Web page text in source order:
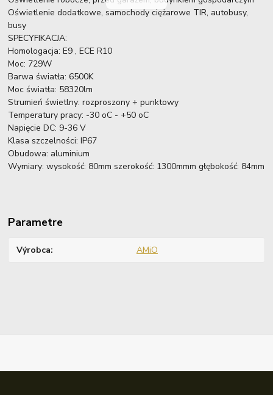
Oświetlenie dodatkowe, samochody ciężarowe TIR, autobusy,
busy
SPECYFIKACJA:
Homologacja: E9 , ECE R10
Moc: 729W
Barwa światła: 6500K
Moc światła: 58320lm
Strumień świetlny: rozproszony + punktowy
Temperatury pracy: -30 oC - +50 oC
Napięcie DC: 9-36 V
Klasa szczelności: IP67
Obudowa: aluminium
Wymiary: wysokość: 80mm szerokość: 1300mmm głębokość: 84mm
Parametre
Výrobca AMiO